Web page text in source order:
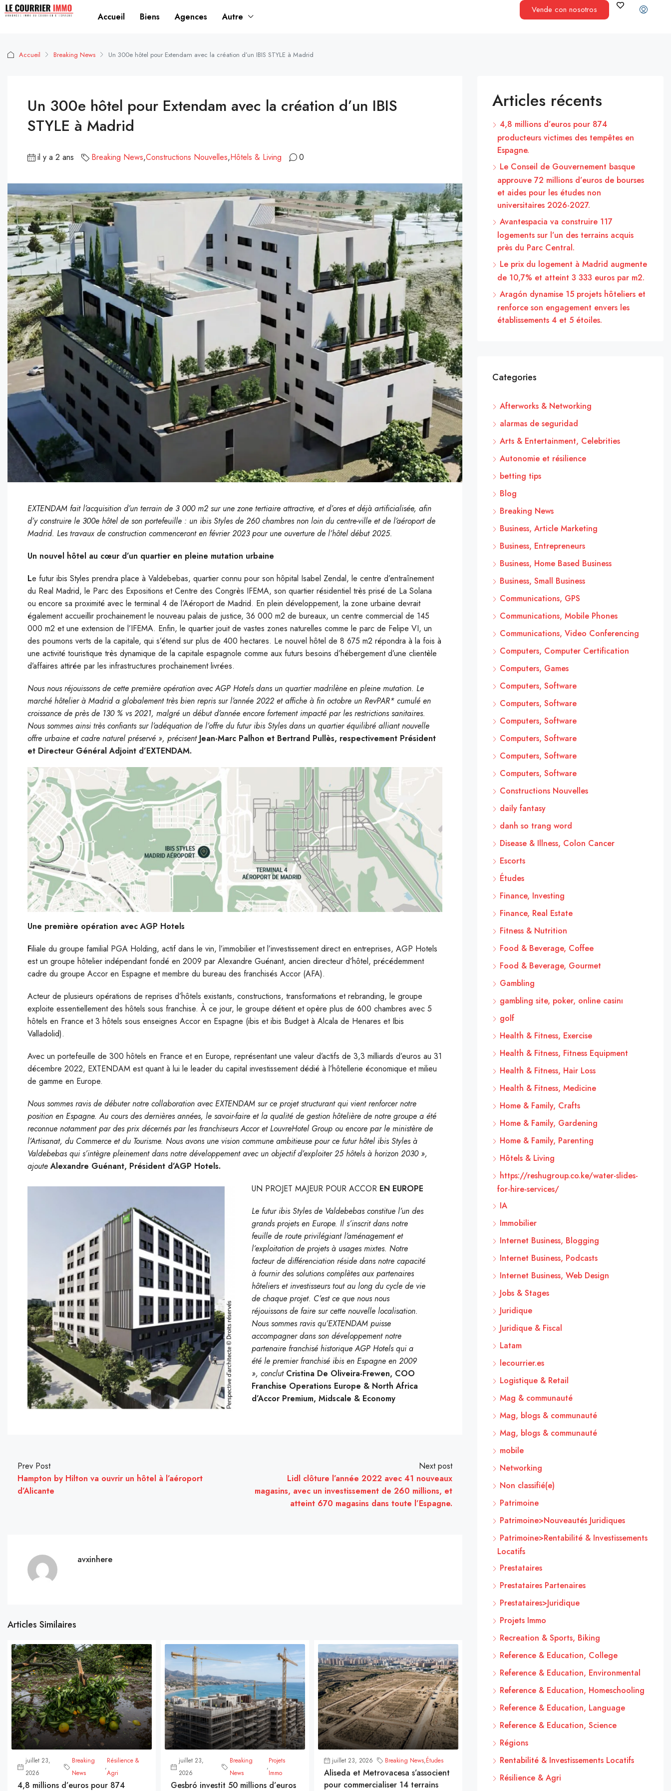
Accueil Biens Agences Autre
Vende con nosotros
Accueil Breaking News Un 300e hôtel pour Extendam avec la création d’un IBIS STYLE à Madrid
Un 300e hôtel pour Extendam avec la création d’un IBIS
STYLE à Madrid
il y a 2 ans Breaking News,Constructions Nouvelles,Hôtels & Living 0
EXTENDAM fait l’acquisition d’un terrain de 3 000 m2 sur une zone tertiaire attractive, et d’ores et déjà artificialisée, afin
d’y construire le 300e hôtel de son portefeuille : un ibis Styles de 260 chambres non loin du centre-ville et de l’aéroport de
Madrid. Les travaux de construction commenceront en février 2023 pour une ouverture de l’hôtel début 2025.
Un nouvel hôtel au cœur d’un quartier en pleine mutation urbaine
Le futur ibis Styles prendra place à Valdebebas, quartier connu pour son hôpital Isabel Zendal, le centre d’entraînement
du Real Madrid, le Parc des Expositions et Centre des Congrès IFEMA, son quartier résidentiel très prisé de La Solana
ou encore sa proximité avec le terminal 4 de l’Aéroport de Madrid. En plein développement, la zone urbaine devrait
également accueillir prochainement le nouveau palais de justice, 36 000 m2 de bureaux, un centre commercial de 145
000 m2 et une extension de l’IFEMA. Enfin, le quartier jouit de vastes zones naturelles comme le parc de Felipe VI, un
des poumons verts de la capitale, qui s’étend sur plus de 400 hectares. Le nouvel hôtel de 8 675 m2 répondra à la fois à
une activité touristique très dynamique de la capitale espagnole comme aux futurs besoins d’hébergement d’une clientèle
d’affaires attirée par les infrastructures prochainement livrées.
Nous nous réjouissons de cette première opération avec AGP Hotels dans un quartier madrilène en pleine mutation. Le
marché hôtelier à Madrid a globalement très bien repris sur l’année 2022 et affiche à fin octobre un RevPAR* cumulé en
croissance de près de 130 % vs 2021, malgré un début d’année encore fortement impacté par les restrictions sanitaires.
Nous sommes ainsi très confiants sur l’adéquation de l’offre du futur ibis Styles dans un quartier équilibré alliant nouvelle
offre urbaine et cadre naturel préservé », précisent Jean-Marc Palhon et Bertrand Pullès, respectivement Président
et Directeur Général Adjoint d’EXTENDAM.
Une première opération avec AGP Hotels
Filiale du groupe familial PGA Holding, actif dans le vin, l’immobilier et l’investissement direct en entreprises, AGP Hotels
est un groupe hôtelier indépendant fondé en 2009 par Alexandre Guénant, ancien directeur d’hôtel, précédemment
cadre du groupe Accor en Espagne et membre du bureau des franchisés Accor (AFA).
Acteur de plusieurs opérations de reprises d’hôtels existants, constructions, transformations et rebranding, le groupe
exploite essentiellement des hôtels sous franchise. À ce jour, le groupe détient et opère plus de 600 chambres avec 5
hôtels en France et 3 hôtels sous enseignes Accor en Espagne (ibis et ibis Budget à Alcala de Henares et Ibis
Valladolid).
Avec un portefeuille de 300 hôtels en France et en Europe, représentant une valeur d’actifs de 3,3 milliards d’euros au 31
décembre 2022, EXTENDAM est quant à lui le leader du capital investissement dédié à l’hôtellerie économique et milieu
de gamme en Europe.
Nous sommes ravis de débuter notre collaboration avec EXTENDAM sur ce projet structurant qui vient renforcer notre
position en Espagne. Au cours des dernières années, le savoir-faire et la qualité de gestion hôtelière de notre groupe a été
reconnue notamment par des prix décernés par les franchiseurs Accor et LouvreHotel Group ou encore par le ministère de
l’Artisanat, du Commerce et du Tourisme. Nous avons une vision commune ambitieuse pour ce futur hôtel ibis Styles à
Valdebebas qui s’intègre pleinement dans notre développement avec un objectif d’exploiter 25 hôtels à horizon 2030 »,
ajouteAlexandre Guénant, Président d’AGP Hotels.
UN PROJET MAJEUR POUR ACCOR EN EUROPE
Le futur ibis Styles de Valdebebas constitue l’un des
grands projets en Europe. Il s’inscrit dans notre
feuille de route privilégiant l’aménagement et
l’exploitation de projets à usages mixtes. Notre
facteur de différenciation réside dans notre capacité
à fournir des solutions complètes aux partenaires
hôteliers et investisseurs tout au long du cycle de vie
de chaque projet. C’est ce que nous nous
réjouissons de faire sur cette nouvelle localisation.
Nous sommes ravis qu’EXTENDAM puisse
accompagner dans son développement notre
partenaire franchisé historique AGP Hotels qui a
été le premier franchisé ibis en Espagne en 2009
», conclut Cristina De Oliveira-Frewen, COO
Franchise Operations Europe & North Africa
d’Accor Premium, Midscale & Economy
Prev Post
Hampton by Hilton va ouvrir un hôtel à l’aéroport
d’Alicante
Next post
Lidl clôture l’année 2022 avec 41 nouveaux
magasins, avec un investissement de 260 millions, et
atteint 670 magasins dans toute l’Espagne.
avxinhere
Articles Similaires
juillet 23,
2026
Breaking
News
,
Résilience &
Agri
4,8 millions d’euros pour 874
juillet 23,
2026
Breaking
News
,
Projets
Immo
Gesbró investit 50 millions d’euros
juillet 23, 2026 Breaking News,Études
Aliseda et Metrovacesa s’associent
pour commercialiser 14 terrains
Articles récents
4,8 millions d’euros pour 874
producteurs victimes des tempêtes en
Espagne.
Le Conseil de Gouvernement basque
approuve 72 millions d’euros de bourses
et aides pour les études non
universitaires 2026-2027.
Avantespacia va construire 117
logements sur l’un des terrains acquis
près du Parc Central.
Le prix du logement à Madrid augmente
de 10,7% et atteint 3 333 euros par m2.
Aragón dynamise 15 projets hôteliers et
renforce son engagement envers les
établissements 4 et 5 étoiles.
Categories
Afterworks & Networking
alarmas de seguridad
Arts & Entertainment, Celebrities
Autonomie et résilience
betting tips
Blog
Breaking News
Business, Article Marketing
Business, Entrepreneurs
Business, Home Based Business
Business, Small Business
Communications, GPS
Communications, Mobile Phones
Communications, Video Conferencing
Computers, Computer Certification
Computers, Games
Computers, Software
Computers, Software
Computers, Software
Computers, Software
Computers, Software
Computers, Software
Constructions Nouvelles
daily fantasy
danh so trang word
Disease & Illness, Colon Cancer
Escorts
Études
Finance, Investing
Finance, Real Estate
Fitness & Nutrition
Food & Beverage, Coffee
Food & Beverage, Gourmet
Gambling
gambling site, poker, online casinı
golf
Health & Fitness, Exercise
Health & Fitness, Fitness Equipment
Health & Fitness, Hair Loss
Health & Fitness, Medicine
Home & Family, Crafts
Home & Family, Gardening
Home & Family, Parenting
Hôtels & Living
https://reshugroup.co.ke/water-slides-
for-hire-services/
IA
Immobilier
Internet Business, Blogging
Internet Business, Podcasts
Internet Business, Web Design
Jobs & Stages
Juridique
Juridique & Fiscal
Latam
lecourrier.es
Logistique & Retail
Mag & communauté
Mag, blogs & communauté
Mag, blogs & communauté
mobile
Networking
Non classifié(e)
Patrimoine
Patrimoine>Nouveautés Juridiques
Patrimoine>Rentabilité & Investissements
Locatifs
Prestataires
Prestataires Partenaires
Prestataires>Juridique
Projets Immo
Recreation & Sports, Biking
Reference & Education, College
Reference & Education, Environmental
Reference & Education, Homeschooling
Reference & Education, Language
Reference & Education, Science
Régions
Rentabilité & Investissements Locatifs
Résilience & Agri